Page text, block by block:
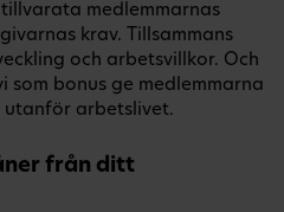
medlemmarnas
krav. Tillsammans
och arbetsvillkor. Och
som bonus ge medlemmarna
utanför arbetslivet.
från ditt